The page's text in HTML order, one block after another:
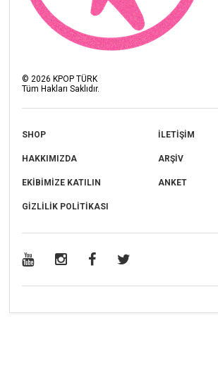
©2026 KPOP TÜRK
Tüm Hakları Saklıdır.
SHOP İLETİŞİM
HAKKIMIZDA ARŞİV
EKİBİMİZE KATILIN ANKET
GİZLİLİK POLİTİKASI